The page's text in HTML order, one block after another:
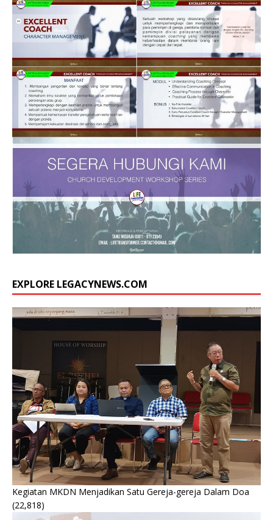
EXPLORE LEGACYNEWS.COM
Kegiatan MKDN Menjadikan Satu Gereja-gereja Dalam Doa
(22,818)